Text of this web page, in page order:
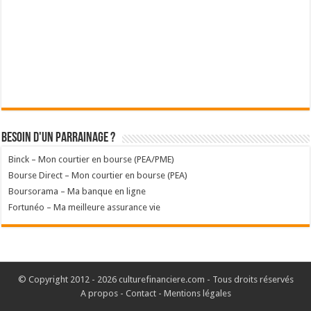
Besoin d'un parrainage ?
Binck – Mon courtier en bourse (PEA/PME)
Bourse Direct – Mon courtier en bourse (PEA)
Boursorama – Ma banque en ligne
Fortunéo – Ma meilleure assurance vie
© Copyright 2012 - 2026 culturefinanciere.com - Tous droits réservés
A propos- Contact- Mentions légales